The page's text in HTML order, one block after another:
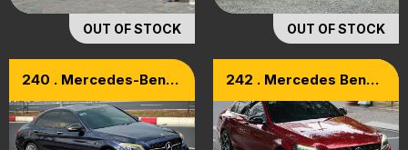
OUT OF STOCK OUT OF STOCK
240 . Mercedes-Benz
Model 2020
242 . Mercedes Benz